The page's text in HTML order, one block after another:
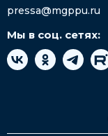
pressa@mgppu.ru
Мы в соц. сетях: